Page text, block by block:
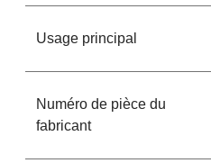
Usage principal
Numéro de pièce du
fabricant